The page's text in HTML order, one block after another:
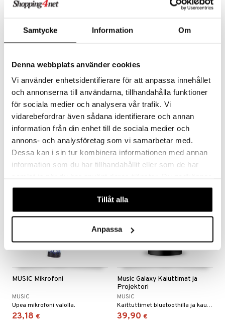
Samtycke Information Om
Denna webbplats använder cookies
Vi använder enhetsidentifierare för att anpassa innehållet
och annonserna till användarna, tillhandahålla funktioner
för sociala medier och analysera vår trafik. Vi
vidarebefordrar även sådana identifierare och annan
information från din enhet till de sociala medier och
annons- och analysföretag som vi samarbetar med.
Dessa kan i sin tur kombinera informationen med annan
information som du har tillhandahållit eller som de har
våra cookies vid fortsatt användande av vår webbplats.
Tillåt alla
Anpassa
Music Maracas -muna 2-
Pack
MUSIC
Rytmimuna, puinen.
4,90 €
Music Tamburiini
MUSIC
Soita tanssin tai laulun mukana!
6,90 €
MUSIC Mikrofoni
MUSIC
Upea mikrofoni valolla.
23,18 €
Music Galaxy Kaiuttimat ja
Projektori
MUSIC
Kaittuttimet bluetoothilla ja kauko-ohjaimella.
39,90 €